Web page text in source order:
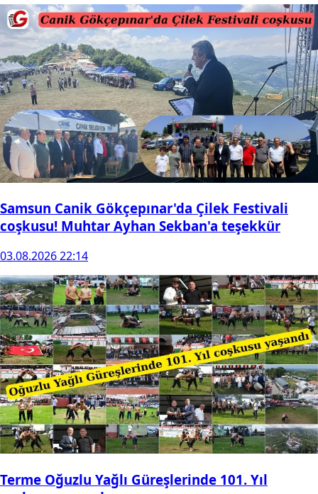
Samsun Canik Gökçepınar'da Çilek Festivali
coşkusu! Muhtar Ayhan Sekban'a teşekkür
03.08.2026 22:14
Terme Oğuzlu Yağlı Güreşlerinde 101. Yıl